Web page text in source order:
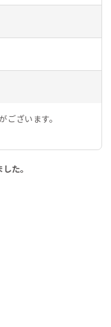
ございます。
た。